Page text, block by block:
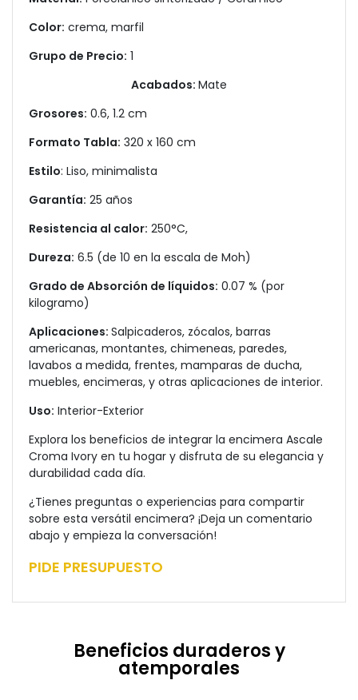
Color: crema, marfil
Grupo de Precio: 1
Acabados: Mate
Grosores: 0.6, 1.2 cm
Formato Tabla: 320 x 160 cm
Estilo: Liso, minimalista
Garantía: 25 años
Resistencia al calor: 250°C,
Dureza: 6.5 (de 10 en la escala de Moh)
Grado de Absorción de líquidos: 0.07 % (por
kilogramo)
Aplicaciones: Salpicaderos, zócalos, barras
americanas, montantes, chimeneas, paredes,
lavabos a medida, frentes, mamparas de ducha,
muebles, encimeras, y otras aplicaciones de interior.
Uso: Interior-Exterior
Explora los beneficios de integrar la encimera Ascale
Croma Ivory en tu hogar y disfruta de su elegancia y
durabilidad cada día.
¿Tienes preguntas o experiencias para compartir
sobre esta versátil encimera? ¡Deja un comentario
abajo y empieza la conversación!
PIDE PRESUPUESTO
Beneficios duraderos y
atemporales